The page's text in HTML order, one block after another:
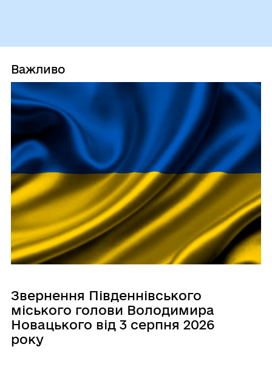
Важливо
Звернення Південнівського
міського голови Володимира
Новацького від 3 серпня 2026
року